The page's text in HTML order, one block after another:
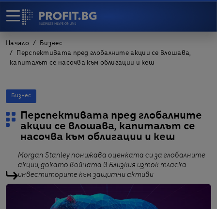
Начало
Бизнес
Перспективата пред глобалните акции се влошава,
капиталът се насочва към облигации и кеш
Бизнес
Перспективата пред глобалните
акции се влошава, капиталът се
насочва към облигации и кеш
Morgan Stanley понижава оценката си за глобалните
акции, докато войната в Близкия изток тласка
инвеститорите към защитни активи